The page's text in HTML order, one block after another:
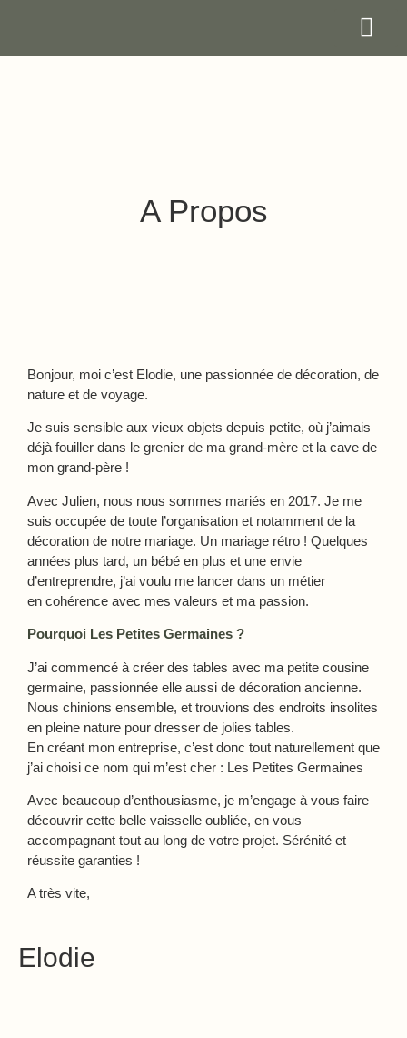
A Propos
Bonjour, moi c’est Elodie, une passionnée de décoration, de
nature et de voyage.
Je suis sensible aux vieux objets depuis petite, où j’aimais
déjà fouiller dans le grenier de ma grand-mère et la cave de
mon grand-père !
Avec Julien, nous nous sommes mariés en 2017. Je me
suis occupée de toute l’organisation et notamment de la
décoration de notre mariage. Un mariage rétro ! Quelques
années plus tard, un bébé en plus et une envie
d’entreprendre, j’ai voulu me lancer dans un métier
en cohérence avec mes valeurs et ma passion.
Pourquoi Les Petites Germaines ?
J’ai commencé à créer des tables avec ma petite cousine
germaine, passionnée elle aussi de décoration ancienne.
Nous chinions ensemble, et trouvions des endroits insolites
en pleine nature pour dresser de jolies tables.
En créant mon entreprise, c’est donc tout naturellement que
j’ai choisi ce nom qui m’est cher : Les Petites Germaines
Avec beaucoup d’enthousiasme, je m’engage à vous faire
découvrir cette belle vaisselle oubliée, en vous
accompagnant tout au long de votre projet. Sérénité et
réussite garanties !
A très vite,
Elodie